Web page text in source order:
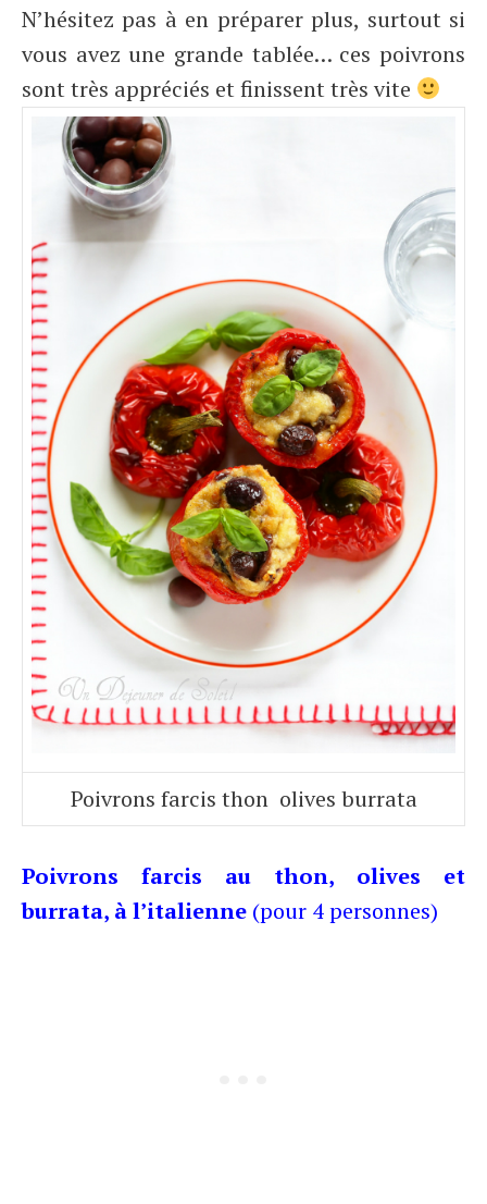
N’hésitez pas à en préparer plus, surtout si
vous avez une grande tablée… ces poivrons
sont très appréciés et finissent très vite
Poivrons farcis thon olives burrata
Poivrons farcis au thon, olives et
burrata, à l’italienne (pour 4 personnes)